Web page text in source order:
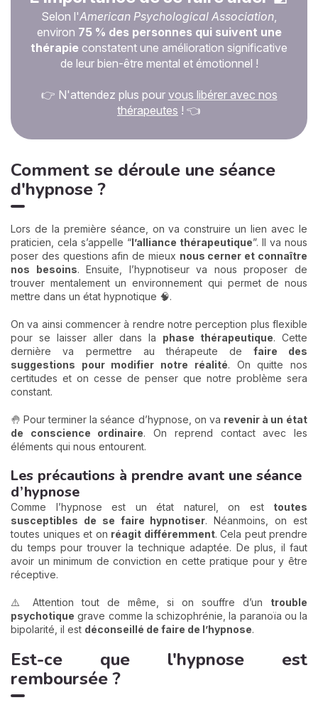
Selon l'American Psychological Association,
environ 75 % des personnes qui suivent une
thérapie constatent une amélioration significative
de leur bien-être mental et émotionnel !
👉 N'attendez plus pour vous libérer avec nos
thérapeutes ! 👈
Comment se déroule une séance
d'hypnose ?
Lors de la première séance, on va construire un lien avec le
praticien, cela s’appelle “l’alliance thérapeutique”. Il va nous
poser des questions afin de mieux nous cerner et connaître
nos besoins. Ensuite, l’hypnotiseur va nous proposer de
trouver mentalement un environnement qui permet de nous
mettre dans un état hypnotique 🧠.
On va ainsi commencer à rendre notre perception plus flexible
pour se laisser aller dans la phase thérapeutique. Cette
dernière va permettre au thérapeute de faire des
suggestions pour modifier notre réalité. On quitte nos
certitudes et on cesse de penser que notre problème sera
constant.
🤚 Pour terminer la séance d’hypnose, on va revenir à un état
de conscience ordinaire. On reprend contact avec les
éléments qui nous entourent.
Les précautions à prendre avant une séance
d’hypnose
Comme l’hypnose est un état naturel, on est toutes
susceptibles de se faire hypnotiser. Néanmoins, on est
toutes uniques et on réagit différemment. Cela peut prendre
du temps pour trouver la technique adaptée. De plus, il faut
avoir un minimum de conviction en cette pratique pour y être
réceptive.
⚠️ Attention tout de même, si on souffre d’un trouble
psychotique grave comme la schizophrénie, la paranoïa ou la
bipolarité, il est déconseillé de faire de l’hypnose.
Est-ce que l'hypnose est
remboursée ?